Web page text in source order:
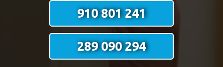
910 801 241
289 090 294